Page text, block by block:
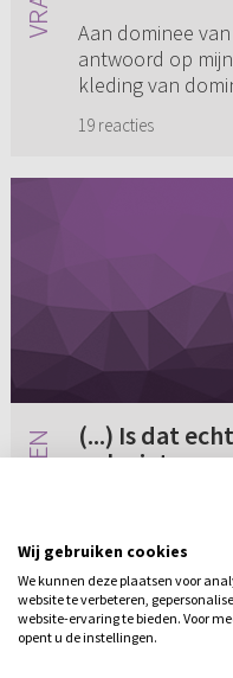
Aan dominee
antwoord op
kleding van
Wel had hij een
19 reacties
(...) Is dat
ook niet
op een reactie
beantwoordde.
bekeerde
dat je bedoelt:
Geen reacties
Wij gebruiken cookies
We kunnen deze plaatsen voor
website te verbeteren,
website-ervaring te bieden. Voor
opent u de instellingen.